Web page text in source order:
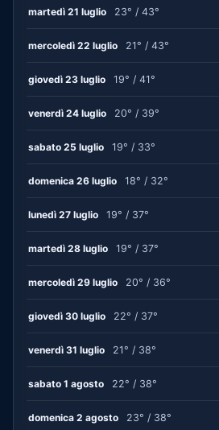
martedì 21 luglio 23° / 43°
mercoledì 22 luglio 21° / 43°
giovedì 23 luglio 19° / 41°
venerdì 24 luglio 20° / 39°
sabato 25 luglio 19° / 33°
domenica 26 luglio 18° / 32°
lunedì 27 luglio 19° / 37°
martedì 28 luglio 19° / 37°
mercoledì 29 luglio 20° / 36°
giovedì 30 luglio 22° / 37°
venerdì 31 luglio 21° / 38°
sabato 1 agosto 22° / 38°
domenica 2 agosto 23° / 38°